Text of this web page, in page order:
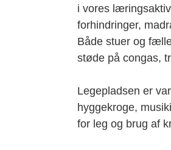
i vores
forhindringer,
Både stuer og
støde på congas,
Legepladsen er
hyggekroge,
for leg og brug af